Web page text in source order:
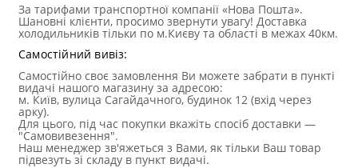
За тарифами транспортної компанії «Нова Пошта».
Шановні клієнти, просимо звернути увагу! Доставка
холодильників тільки по м.Києву та області в межах 40км.
Самостійний вивіз:
Самостійно своє замовлення Ви можете забрати в пункті
видачі нашого магазину за адресою:
м. Київ, вулица Сагайдачного, будинок 12 (вхід через
арку).
Для цього, під час покупки вкажіть спосіб доставки —
"Самовивезення".
Наш менеджер зв'яжеться з Вами, як тільки Ваш товар
підвезуть зі складу в пункт видачі.